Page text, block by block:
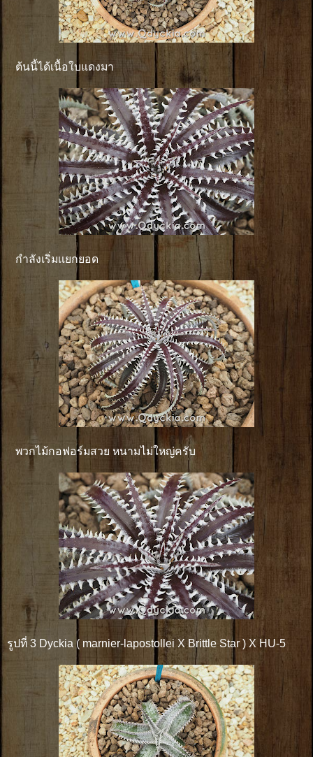
ต้นนี้ได้เนื้อใบแดงมา
กำลังเริ่มเเยกยอด
พวกไม้กอฟอร์มสวย หนามไม่ใหญ่ครับ
รูปที่ 3 Dyckia ( marnier-lapostollei X Brittle Star ) X HU-5